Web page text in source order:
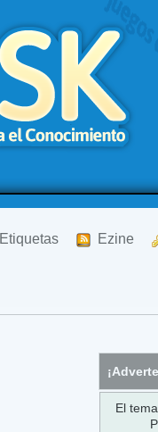
Etiquetas Ezine
El